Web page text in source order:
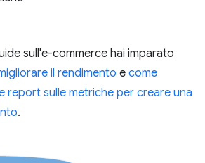
sull'e-commerce hai imparato
il rendimento e come
report sulle metriche per creare una
.